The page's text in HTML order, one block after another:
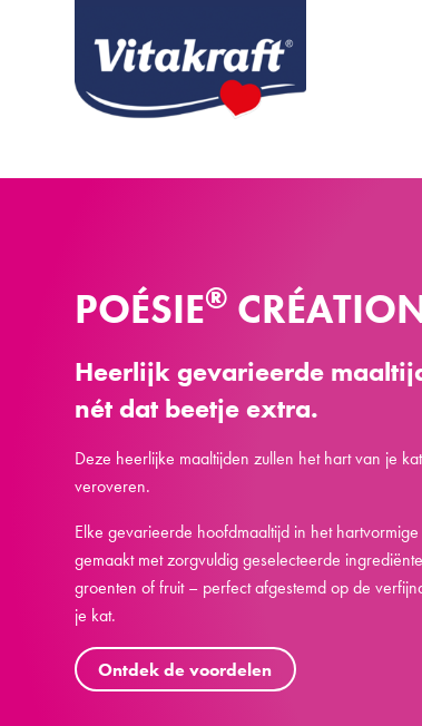
POÉSIE®
Heerlijk gevarieerde
nét dat beetje extra.
Deze heerlijke maaltijden zullen het hart van je
veroveren.
Elke gevarieerde hoofdmaaltijd in het hartvormige
gemaakt met zorgvuldig geselecteerde
groenten of fruit – perfect afgestemd op de
je kat.
Ontdek de voordelen